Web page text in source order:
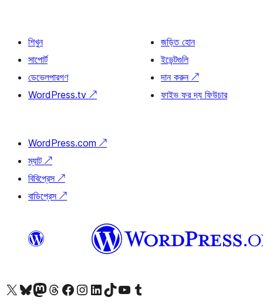
শিখুন
সাপোর্ট
ডেভেলপারগণ
WordPress.tv ↗
জড়িত হোন
ইভেন্টগুলি
দান করুন ↗
ফাইভ ফর দ্য ফিউচার
WordPress.com ↗
ম্যাট ↗
বিবিপ্রেস ↗
বাডিপ্রেস ↗
আমাদের X (আগের টুইটার) অ্যাকাউন্টে যানআমাদের Bluesky অ্যাকাউন্টটি দেখুনআমাদের মাস্টোডন অ্যাকাউন্টটি দেখুনআমাদের থ্রেডস অ্যাকাউন্টটি দেখুনআমাদের ফেসবুক পেজ দেখুনআমাদের ইন্সটাগ্রাম অ্যাকাউন্ট দেখুনআমাদের লিঙ্কডইন অ্যাকাউন্টে যানআমাদের TikTok অ্যাকাউন্টটি দেখুনআমাদের ইউটিউব চ্যানেলে যান আমাদের টাম্বলার অ্যাকাউন্ট দেখুন